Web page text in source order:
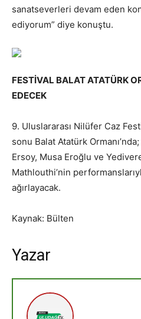
sanatseverleri devam eden
ediyorum” diye konuştu.
FESTİVAL BALAT ATATÜRK
EDECEK
9. Uluslararası Nilüfer Caz
sonu Balat Atatürk
Ersoy, Musa Eroğlu ve
Mathlouthi’nin
ağırlayacak.
Kaynak: Bülten
Yazar